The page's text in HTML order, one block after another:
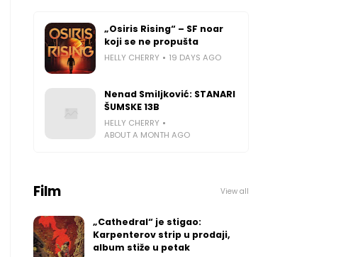
„Osiris Rising“ – SF noar
koji se ne propušta
HELLY CHERRY 19 DAYS AGO
Nenad Smiljković: STANARI
ŠUMSKE 13B
HELLY CHERRY
ABOUT A MONTH AGO
Film View all
„Cathedral“ je stigao:
Karpenterov strip u prodaji,
album stiže u petak